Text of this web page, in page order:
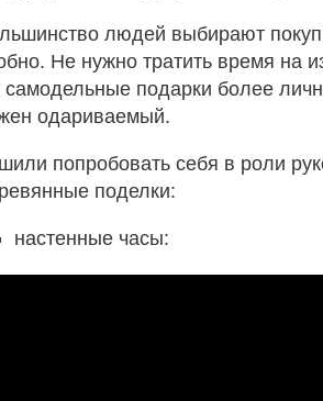
людей выбирают
Не нужно тратить время на
подарки более
одариваемый.
попробовать себя в роли
поделки:
настенные часы: